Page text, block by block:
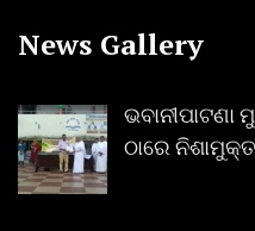
News Gallery
ଠାରେ